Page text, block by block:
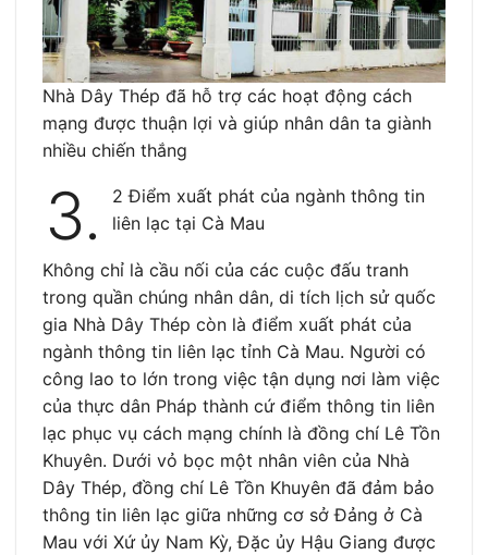
Nhà Dây Thép đã hỗ trợ các hoạt động cách
mạng được thuận lợi và giúp nhân dân ta giành
nhiều chiến thắng
3.
2 Điểm xuất phát của ngành thông tin
liên lạc tại Cà Mau
Không chỉ là cầu nối của các cuộc đấu tranh
trong quần chúng nhân dân, di tích lịch sử quốc
gia Nhà Dây Thép còn là điểm xuất phát của
ngành thông tin liên lạc tỉnh Cà Mau. Người có
công lao to lớn trong việc tận dụng nơi làm việc
của thực dân Pháp thành cứ điểm thông tin liên
lạc phục vụ cách mạng chính là đồng chí Lê Tồn
Khuyên. Dưới vỏ bọc một nhân viên của Nhà
Dây Thép, đồng chí Lê Tồn Khuyên đã đảm bảo
thông tin liên lạc giữa những cơ sở Đảng ở Cà
Mau với Xứ ủy Nam Kỳ, Đặc ủy Hậu Giang được